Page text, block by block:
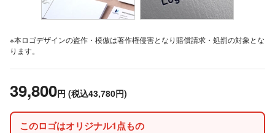
※本ロゴデザインの盗作・模倣は著作権侵害となり賠償請求・処罰の対象とな
ります。
39,800円 (税込43,780円)
このロゴはオリジナル1点もの